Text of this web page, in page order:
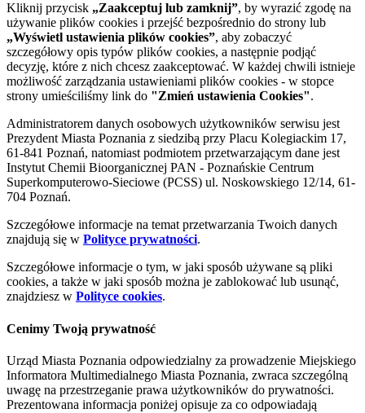
Kliknij przycisk „Zaakceptuj lub zamknij”, by wyrazić zgodę na
używanie plików cookies i przejść bezpośrednio do strony lub
„Wyświetl ustawienia plików cookies”, aby zobaczyć
szczegółowy opis typów plików cookies, a następnie podjąć
decyzję, które z nich chcesz zaakceptować. W każdej chwili istnieje
możliwość zarządzania ustawieniami plików cookies - w stopce
strony umieściliśmy link do "Zmień ustawienia Cookies".
Administratorem danych osobowych użytkowników serwisu jest
Prezydent Miasta Poznania z siedzibą przy Placu Kolegiackim 17,
61-841 Poznań, natomiast podmiotem przetwarzającym dane jest
Instytut Chemii Bioorganicznej PAN - Poznańskie Centrum
Superkomputerowo-Sieciowe (PCSS) ul. Noskowskiego 12/14, 61-
704 Poznań.
Szczegółowe informacje na temat przetwarzania Twoich danych
znajdują się w Polityce prywatności.
Szczegółowe informacje o tym, w jaki sposób używane są pliki
cookies, a także w jaki sposób można je zablokować lub usunąć,
znajdziesz w Polityce cookies.
Cenimy Twoją prywatność
Urząd Miasta Poznania odpowiedzialny za prowadzenie Miejskiego
Informatora Multimedialnego Miasta Poznania, zwraca szczególną
uwagę na przestrzeganie prawa użytkowników do prywatności.
Prezentowana informacja poniżej opisuje za co odpowiadają